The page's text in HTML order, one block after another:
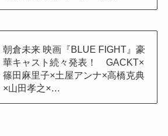
朝倉未来 映画『BLUE FIGHT』豪
華キャスト続々発表！ GACKT×
篠田麻里子×土屋アンナ×高橋克典
×山田孝之×…